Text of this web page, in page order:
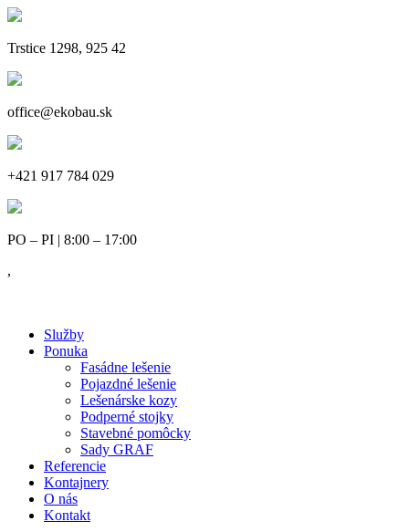
Trstice 1298, 925 42
office@ekobau.sk
+421 917 784 029
PO – PI | 8:00 – 17:00
,
Služby
Ponuka
Fasádne lešenie
Pojazdné lešenie
Lešenárske kozy
Podperné stojky
Stavebné pomôcky
Sady GRAF
Referencie
Kontajnery
O nás
Kontakt